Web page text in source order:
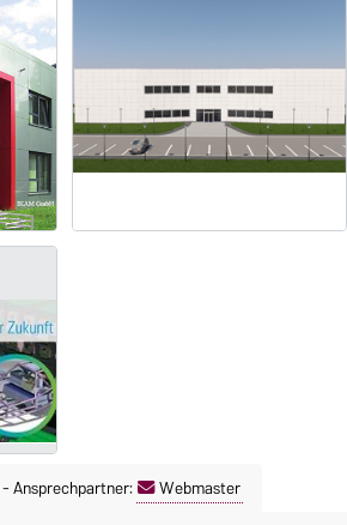
-Ansprechpartner: Webmaster